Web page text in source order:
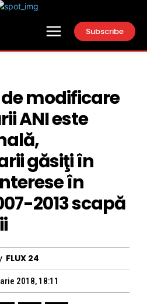
Subscribe
de modificare
ANI este
găsiţi în
în
2013 scapă
FLUX 24
2018, 18:11